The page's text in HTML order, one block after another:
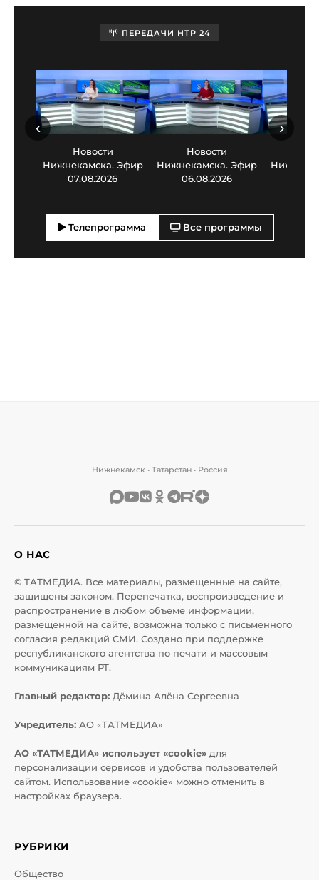
ПЕРЕДАЧИ НТР 24
Новости
Нижнекамска. Эфир
07.08.2026
Новости
Нижнекамска. Эфир
06.08.2026
‹ ›
Телепрограмма Все программы
Нижнекамск • Татарстан • Россия
О НАС
© ТАТМЕДИА. Все материалы, размещенные на сайте,
защищены законом. Перепечатка, воспроизведение и
распространение в любом объеме информации,
размещенной на сайте, возможна только с письменного
согласия редакций СМИ. Создано при поддержке
республиканского агентства по печати и массовым
коммуникациям РТ.
Главный редактор: Дёмина Алёна Сергеевна
Учредитель: АО «ТАТМЕДИА»
АО «ТАТМЕДИА» использует «cookie» для
персонализации сервисов и удобства пользователей
сайтом. Использование «cookie» можно отменить в
настройках браузера.
РУБРИКИ
Общество